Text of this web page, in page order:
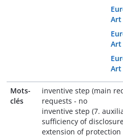
Art
Art
Art
Mots-
clés
inventive step (main
requests - no
inventive step (7.
sufficiency of
extension of protection